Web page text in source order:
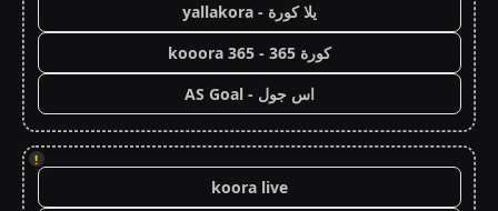
يلا كورة - yallakora
كورة 365 - kooora 365
اس جول - AS Goal
!
koora live